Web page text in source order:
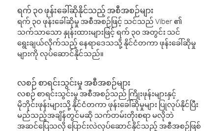
ရက် ၃၀ ဖုန်းခေါ်ဆိုနိုင်သည့် အစီအစဉ်များ
ရက် ၃၀ ဖုန်းခေါ်ဆိုမှု အစီအစဉ်ဖြင့် သင်သည် Viber ၏
သက်သာသော နှုန်းထားများဖြင့် ရက် ၃၀ အတွင်း သင်
ရွေးချယ်လိုက်သည့် နေရာဒေသသို့ နိုင်ငံတကာ ဖုန်းခေါ်ဆိုမှု
များကို လုပ်ဆောင်နိုင်သည်။
လစဉ် စာရင်းသွင်းမှု အစီအစဉ်များ
လစဉ် စာရင်းသွင်းမှု အစီအစဉ်သည် ကြိုးဖုန်းများနှင့်
မိုဘိုင်းဖုန်းများသို့ နိုင်ငံတကာ ဖုန်းခေါ်ဆိုမှုများ ပြုလုပ်နိုင်ပြီး
မည်သည့်အချိန်တွင်မဆို သက်တမ်းတိုးစရာ မလိုဘဲ
အဆင်ပြေသလို ပြောင်းလဲလုပ်ဆောင်နိုင်သည့် အစီအစဉ်ဖြစ်